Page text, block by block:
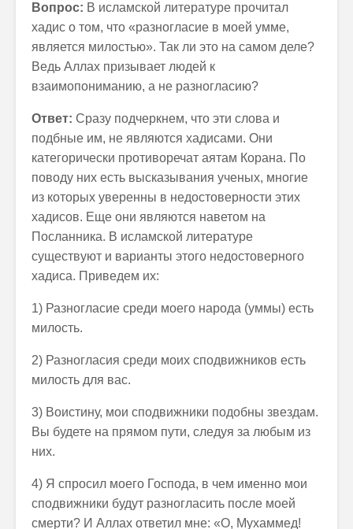
Вопрос: В исламской литературе прочитал
хадис о том, что «разногласие в моей умме,
является милостью». Так ли это на самом деле?
Ведь Аллах призывает людей к
взаимопониманию, а не разногласию?
Ответ: Сразу подчеркнем, что эти слова и
подбные им, не являются хадисами. Они
категорически противоречат аятам Корана. По
поводу них есть высказывания ученых, многие
из которых уверенны в недостоверности этих
хадисов. Еще они являются наветом на
Посланника. В исламской литературе
существуют и варианты этого недостоверного
хадиса. Приведем их:
1) Разногласие среди моего народа (уммы) есть
милость.
2) Разногласия среди моих сподвижников есть
милость для вас.
3) Воистину, мои сподвижники подобны звездам.
Вы будете на прямом пути, следуя за любым из
них.
4) Я спросил моего Господа, в чем именно мои
сподвижники будут разногласить после моей
смерти? И Аллах ответил мне: «О, Мухаммед!